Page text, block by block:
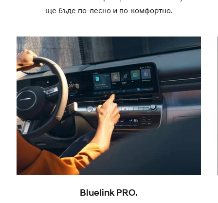
ще бъде по-лесно и по-комфортно.
Bluelink PRO.